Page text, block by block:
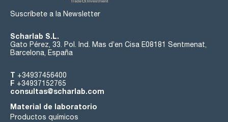
Suscríbete a la Newsletter
Scharlab S.L.
Gato Pérez, 33. Pol. Ind. Mas d’en Cisa E08181 Sentmenat,
Barcelona, España
T +34937456400
F +34937152765
consultas@scharlab.com
Material de laboratorio
Productos químicos